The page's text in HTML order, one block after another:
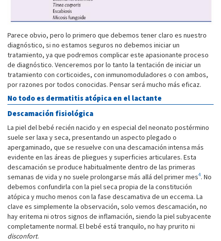
Parece obvio, pero lo primero que debemos tener claro es nuestro
diagnóstico, si no estamos seguros no debemos iniciar un
tratamiento, ya que podremos complicar este apasionante proceso
de diagnóstico. Venceremos por lo tanto la tentación de iniciar un
tratamiento con corticoides, con inmunomoduladores o con ambos,
por razones por todos conocidas. Pensar será mucho más eficaz.
No todo es dermatitis atópica en el lactante
Descamación fisiológica
La piel del bebé recién nacido y en especial del neonato postérmino
suele ser laxa y seca, presentando un aspecto plegado o
apergaminado, que se resuelve con una descamación intensa más
evidente en las áreas de pliegues y superficies articulares. Esta
descamación se produce habitualmente dentro de las primeras
semanas de vida y no suele prolongarse más allá del primer mes4. No
debemos confundirla con la piel seca propia de la constitución
atópica y mucho menos con la fase descamativa de un eccema. La
clave es simplemente la observación, solo vemos descamación, no
hay eritema ni otros signos de inflamación, siendo la piel subyacente
completamente normal. El bebé está tranquilo, no hay prurito ni
disconfort.